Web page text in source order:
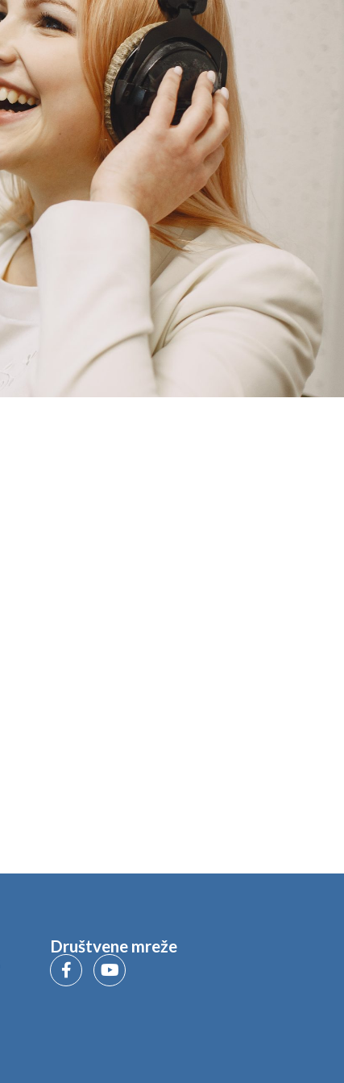
KONTAKT DOKUMENTI
Društvene mreže